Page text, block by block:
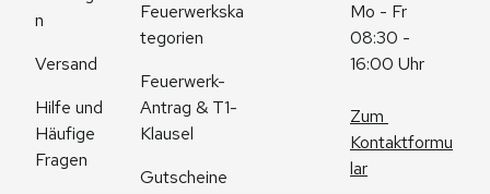
n
Versand
Hilfe und
Häufige
Fragen
Feuerwerkska
tegorien
Feuerwerk-
Antrag & T1-
Klausel
Gutscheine
Mo - Fr
08:30 -
16:00 Uhr
Zum
Kontaktformu
lar